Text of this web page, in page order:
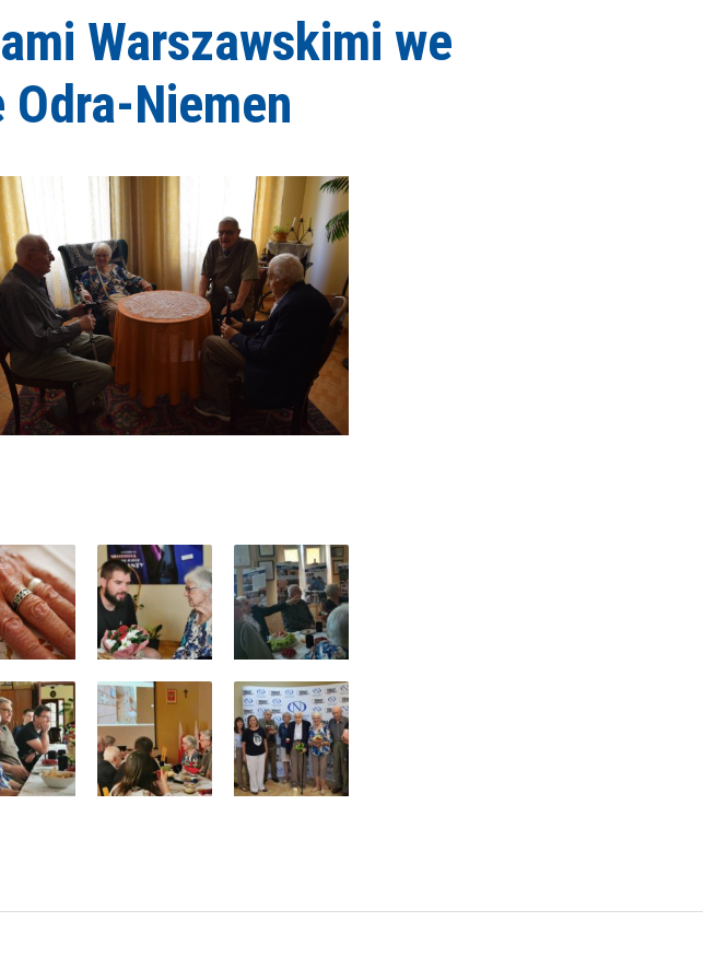
Warszawskimi we
Niemen